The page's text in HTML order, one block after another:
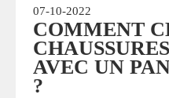
07-10-2022
COMMENT
AVEC UN
?